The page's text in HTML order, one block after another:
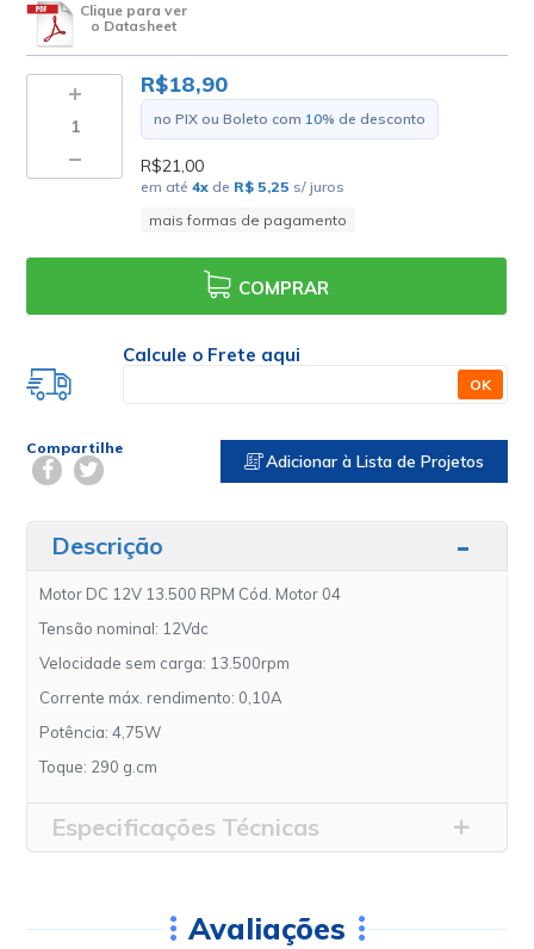
Clique para ver
o Datasheet
R$18,90
no PIX ou Boleto com 10% de desconto
R$21,00
em até 4x de R$ 5,25 s/ juros
mais formas de pagamento
COMPRAR
Calcule o Frete aqui
OK
Compartilhe
Adicionar à Lista de Projetos
Descrição
Motor DC 12V 13.500 RPM Cód. Motor 04
Tensão nominal: 12Vdc
Velocidade sem carga: 13.500rpm
Corrente máx. rendimento: 0,10A
Potência: 4,75W
Toque: 290 g.cm
Especificações Técnicas
Avaliações